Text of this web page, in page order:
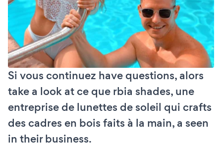
Si vous continuez have questions, alors
take a look at ce que rbia shades, une
entreprise de lunettes de soleil qui crafts
des cadres en bois faits à la main, a seen
in their business.